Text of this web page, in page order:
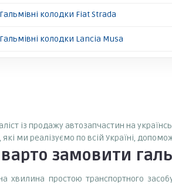
Гальмівні колодки Fiat Strada
Гальмівні колодки Lancia Musa
із продажу автозапчастин на
ми реалізуємо по всій Україні,
замовити
хвилина простою транспортного